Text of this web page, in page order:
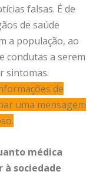
falsas. É de
de saúde
a população, ao
condutas a serem
sintomas.
de
uma mensagem
médica
à sociedade